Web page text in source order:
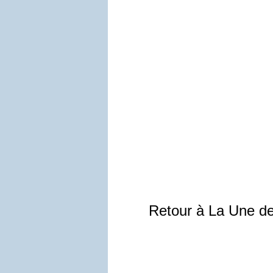
Retour à La Une